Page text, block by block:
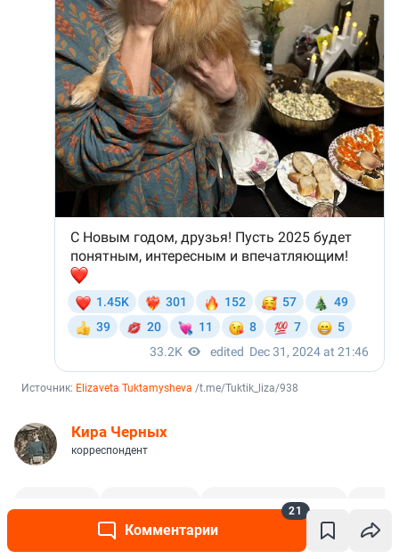
Комментарии
21
Источник: Elizaveta Tuktamysheva /t.me/Tuktik_liza/938
Кира Черных
корреспондент
Анастасия Волочкова